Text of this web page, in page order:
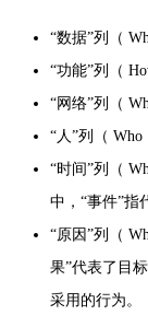
“数据”列（
“功能”列（
“网络”列（
“人”列（
“时间”列（
中，“事件”指
“原因”列（
果”代表了目
采用的行为。